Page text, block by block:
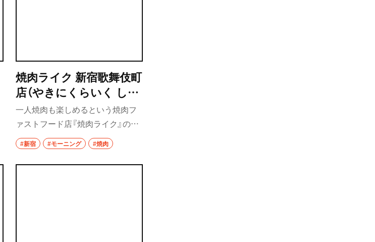
焼肉ライク 新宿歌舞伎町
店（やきにくらいく しん
じゅくかぶきちょうて
ん）
一人焼肉も楽しめるという焼肉フ
ァストフード店『焼肉ライク』の新
宿歌舞伎町店。この店舗では朝食
メニューも実施しており、朝焼肉セ
ットでは朝からカルビを焼くとい
#新宿 #モーニング #焼肉